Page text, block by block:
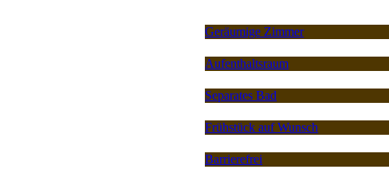
Geräumige Zimmer
Aufenthaltsraum
Separates Bad
Frühstück auf Wunsch
Barrierefrei